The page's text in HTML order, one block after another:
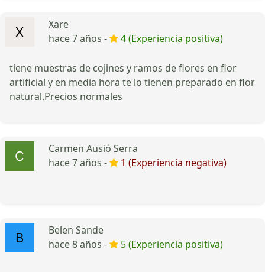
Xare
hace 7 años -
4 (Experiencia positiva)
tiene muestras de cojines y ramos de flores en flor
artificial y en media hora te lo tienen preparado en flor
natural.Precios normales
Carmen Ausió Serra
hace 7 años -
1 (Experiencia negativa)
Belen Sande
hace 8 años -
5 (Experiencia positiva)